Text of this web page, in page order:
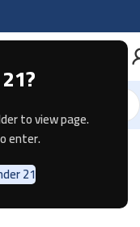
to view page.
enter.
21